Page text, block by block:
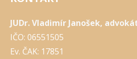
JUDr. Vladimír Janošek,
IČO: 06551505
Ev. ČAK: 17851